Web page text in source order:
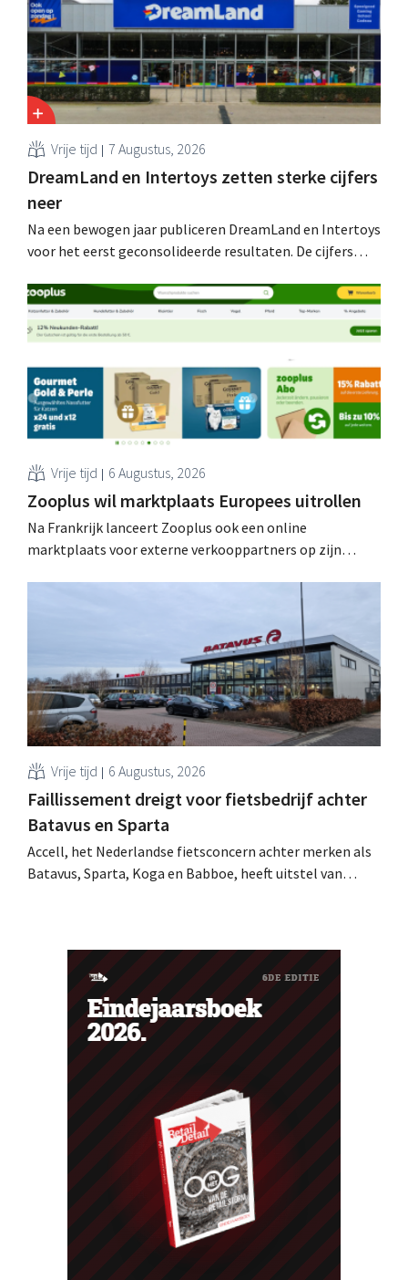
Vrije tijd 7 Augustus, 2026
DreamLand en Intertoys zetten sterke cijfers
neer
Na een bewogen jaar publiceren DreamLand en Intertoys
voor het eerst geconsolideerde resultaten. De cijfers
spreekt van een “historisch sterk resultaat”.
Vrije tijd 6 Augustus, 2026
Zooplus wil marktplaats Europees uitrollen
Na Frankrijk lanceert Zooplus ook een online
marktplaats voor externe verkooppartners op zijn
voor huisdierbenodigdheden dat model stapsgewijs
Vrije tijd 6 Augustus, 2026
Faillissement dreigt voor fietsbedrijf achter
Batavus en Sparta
Accell, het Nederlandse fietsconcern achter merken als
Batavus, Sparta, Koga en Babboe, heeft uitstel van